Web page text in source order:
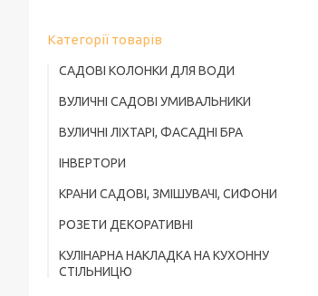
Категорії товарів
САДОВІ КОЛОНКИ ДЛЯ ВОДИ
ВУЛИЧНІ САДОВІ УМИВАЛЬНИКИ
ВУЛИЧНІ ЛІХТАРІ, ФАСАДНІ БРА
ІНВЕРТОРИ
КРАНИ САДОВІ, ЗМІШУВАЧІ, СИФОНИ
РОЗЕТИ ДЕКОРАТИВНІ
КУЛІНАРНА НАКЛАДКА НА КУХОННУ
СТІЛЬНИЦЮ